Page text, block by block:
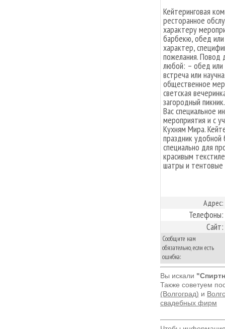
Кейтеринговая
ресторанное
характеру
барбекю, обед
характер,
пожелания. Повод
любой: – обед или
встреча или
общественное
светская
загородный
Вас специальное
мероприятия и с
Кухням Мира.
праздник
специально для
красивым
шатры и тентовые
Адрес:
Телефоны:
Сайт:
Сообщите нам
обязательно, если есть
ошибка:
Вы искали
Также советуем
(Волгоград) и
свадебных фирм